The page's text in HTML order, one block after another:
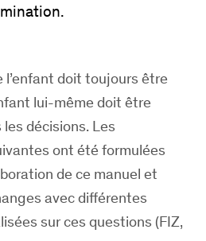
l’enfant doit toujours être
lui-même doit être
décisions. Les
ont été formulées
de ce manuel et
avec différentes
sur ces questions (FIZ,